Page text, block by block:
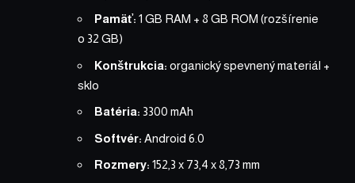
Pamäť: 1 GB RAM + 8 GB ROM (rozšírenie
o 32 GB)
Konštrukcia: organický spevnený materiál +
sklo
Batéria: 3300 mAh
Softvér: Android 6.0
Rozmery: 152,3 x 73,4 x 8,73 mm